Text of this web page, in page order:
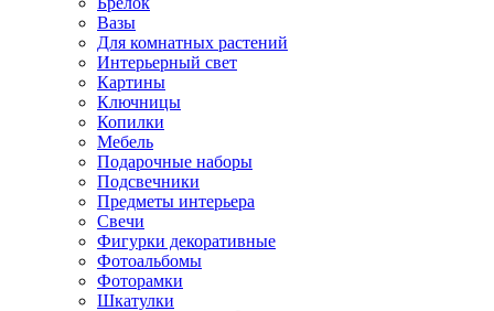
Вазы
Для комнатных растений
Интерьерный свет
Картины
Ключницы
Копилки
Мебель
Подарочные наборы
Подсвечники
Предметы интерьера
Свечи
Фигурки декоративные
Фотоальбомы
Фоторамки
Шкатулки